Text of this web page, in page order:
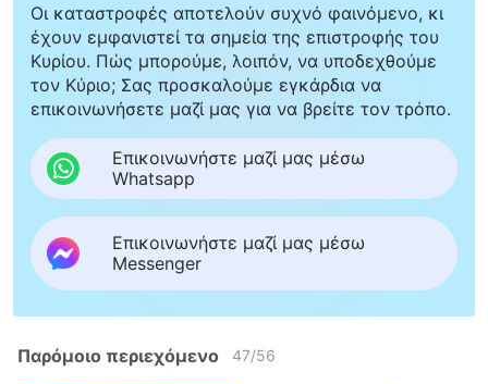
Οι καταστροφές αποτελούν συχνό φαινόμενο, κι
έχουν εμφανιστεί τα σημεία της επιστροφής του
Κυρίου. Πώς μπορούμε, λοιπόν, να υποδεχθούμε
τον Κύριο; Σας προσκαλούμε εγκάρδια να
επικοινωνήσετε μαζί μας για να βρείτε τον τρόπο.
Επικοινωνήστε μαζί μας μέσω
Whatsapp
Επικοινωνήστε μαζί μας μέσω
Messenger
Παρόμοιο περιεχόμενο 47/56